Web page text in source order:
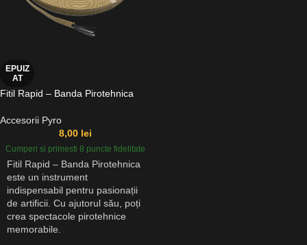
EPUIZ
AT
Fitil Rapid – Banda Pirotehnica
Accesorii Pyro
8,00 lei
Cumperi si primesti 8 puncte fidelitate
Fitil Rapid – Banda Pirotehnica
este un instrument
indispensabil pentru pasionații
de artificii. Cu ajutorul său, poți
crea spectacole pirotehnice
memorabile.